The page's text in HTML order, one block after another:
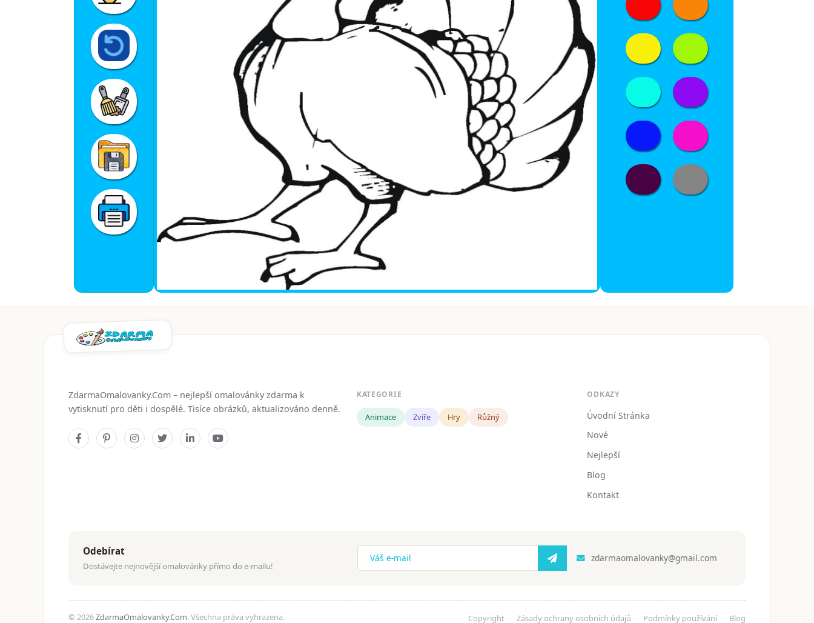
ZdarmaOmalovanky.Com – nejlepší omalovánky zdarma k
vytisknutí pro děti i dospělé. Tisíce obrázků, aktualizováno denně.
KATEGORIE
Animace Zvíře Hry Růžný
ODKAZY
Úvodní Stránka
Nové
Nejlepší
Blog
Kontakt
Odebírat
Dostávejte nejnovější omalovánky přímo do e-mailu!
zdarmaomalovanky@gmail.com
© 2026ZdarmaOmalovanky.Com. Všechna práva vyhrazena. Copyright Zásady ochrany osobních údajů Podmínky používání Blog